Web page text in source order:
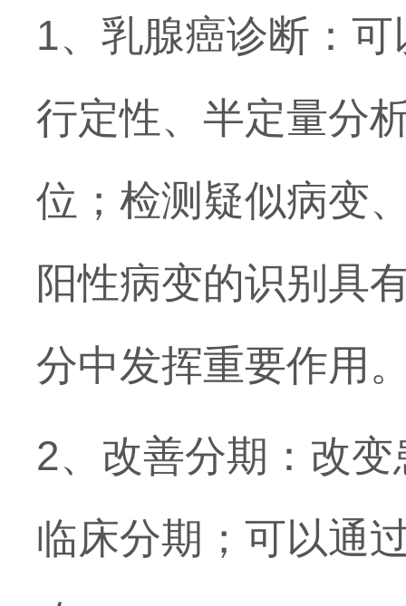
1、乳腺癌诊断：
行定性、半定量分
位；检测疑似病变
阳性病变的识别具
分中发挥重要作用
2、改善分期：改
临床分期；可以通